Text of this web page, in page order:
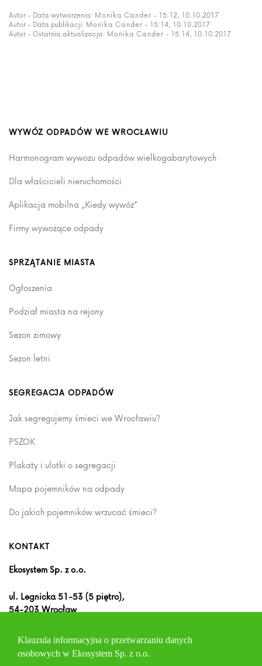
Klauzula informacyjna o przetwarzaniu danych
osobowych w Ekosystem Sp. z o.o.
Autor - Data wytworzenia: Monika Cander - 15:12, 10.10.2017
Autor - Data publikacji: Monika Cander - 15:14, 10.10.2017
Autor - Ostatnia aktualizacja: Monika Cander - 15:14, 10.10.2017
WYWÓZ ODPADÓW WE WROCŁAWIU
Harmonogram wywozu odpadów wielkogabarytowych
Dla właścicieli nieruchomości
Aplikacja mobilna „Kiedy wywóz”
Firmy wywożące odpady
SPRZĄTANIE MIASTA
Ogłoszenia
Podział miasta na rejony
Sezon zimowy
Sezon letni
SEGREGACJA ODPADÓW
Jak segregujemy śmieci we Wrocławiu?
PSZOK
Plakaty i ulotki o segregacji
Mapa pojemników na odpady
Do jakich pojemników wrzucać śmieci?
KONTAKT
Ekosystem Sp. z o.o.
ul. Legnicka 51-53 (5 piętro),
54-203 Wrocław
Infolinia:71 75 86 911